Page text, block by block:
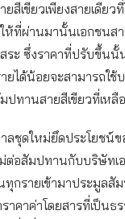
เขียวเพียงสายเดียวที่
ห้ที่ผ่านมานั้นเอกชนส
สระ ซึ่งราคาที่ปรับขึ้น
ยได้น้อยจะสามารถใช้
ปทานสายสีเขียวที่เห
าลชุดใหม่ยึดประโยชน์
ต่อสัมปทานกับบริษัทเ
ทุกรายเข้ามาประมูลสั
คาค่าโดยสารที่เป็นธร